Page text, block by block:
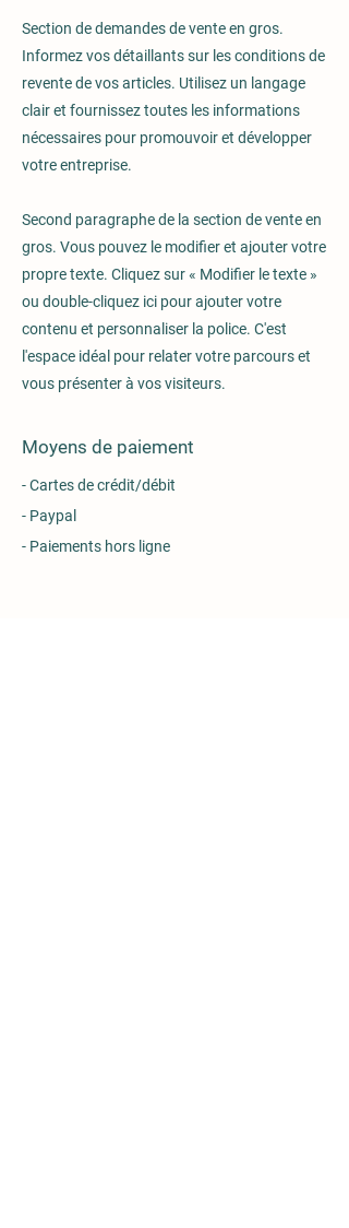
Section de demandes de vente en gros.
Informez vos détaillants sur les conditions de
revente de vos articles. Utilisez un langage
clair et fournissez toutes les informations
nécessaires pour promouvoir et développer
votre entreprise.
Second paragraphe de la section de vente en
gros. Vous pouvez le modifier et ajouter votre
propre texte. Cliquez sur « Modifier le texte »
ou double-cliquez ici pour ajouter votre
contenu et personnaliser la police. C'est
l'espace idéal pour relater votre parcours et
vous présenter à vos visiteurs.
Moyens de paiement
- Cartes de crédit/débit
- Paypal
- Paiements hors ligne